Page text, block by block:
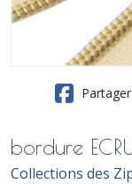
Partager
bordure
Collections des